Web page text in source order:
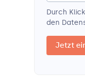
Durch
den